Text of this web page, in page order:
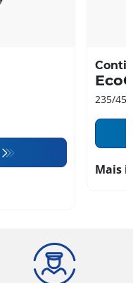
235/45
Mais